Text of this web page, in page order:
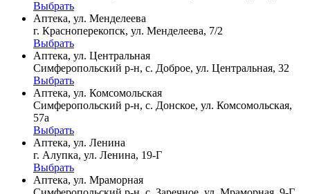
Выбрать
Аптека, ул. Менделеева
г. Красноперекопск, ул. Менделеева, 7/2
Выбрать
Аптека, ул. Центральная
Симферопольский р-н, с. Доброе, ул. Центральная, 32
Выбрать
Аптека, ул. Комсомольская
Симферопольский р-н, с. Донское, ул. Комсомольская,
57а
Выбрать
Аптека, ул. Ленина
г. Алупка, ул. Ленина, 19-Г
Выбрать
Аптека, ул. Мраморная